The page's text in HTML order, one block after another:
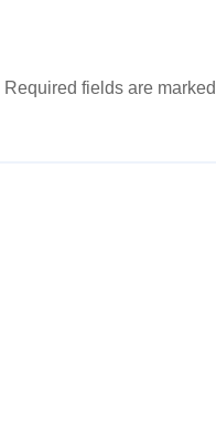
Required fields are marked